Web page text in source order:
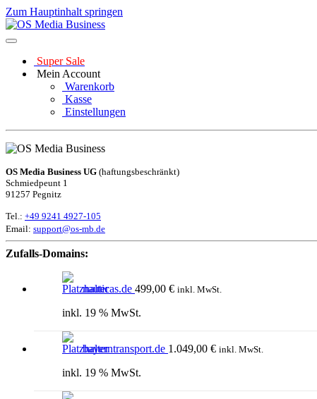
Zum Hauptinhalt springen
Super Sale
Mein Account
Warenkorb
Kasse
Einstellungen
OS Media Business UG (haftungsbeschränkt)
Schmiedpeunt 1
91257 Pegnitz
Tel.: +49 9241 4927-105
Email: support@os-mb.de
Zufalls-Domains:
nauticas.de 499,00 € inkl. MwSt.
inkl. 19 % MwSt.
bayerntransport.de 1.049,00 € inkl. MwSt.
inkl. 19 % MwSt.